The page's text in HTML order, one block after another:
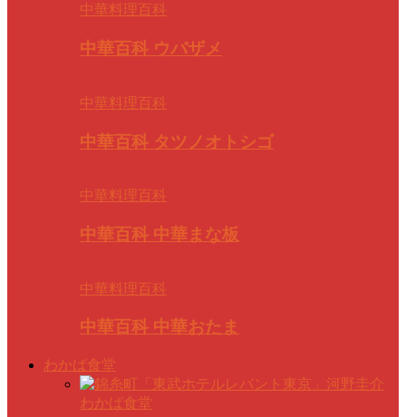
中華料理百科
中華百科 ウバザメ
中華料理百科
中華百科 タツノオトシゴ
中華料理百科
中華百科 中華まな板
中華料理百科
中華百科 中華おたま
わかば食堂
わかば食堂